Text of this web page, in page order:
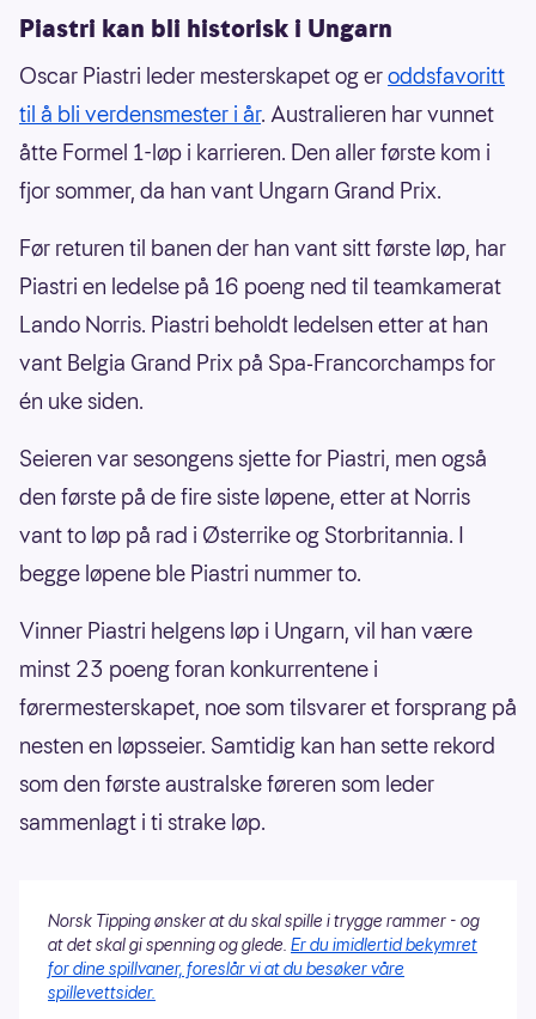
Piastri kan bli historisk i Ungarn
Oscar Piastri leder mesterskapet og eroddsfavoritt
til å bli verdensmester i år. Australieren har vunnet
åtte Formel 1-løp i karrieren. Den aller første kom i
fjor sommer, da han vant Ungarn Grand Prix.
Før returen til banen der han vant sitt første løp, har
Piastri en ledelse på 16 poeng ned til teamkamerat
Lando Norris. Piastri beholdt ledelsen etter at han
vant Belgia Grand Prix på Spa‑Francorchamps for
én uke siden.
Seieren var sesongens sjette for Piastri, men også
den første på de fire siste løpene, etter at Norris
vant to løp på rad i Østerrike og Storbritannia. I
begge løpene ble Piastri nummer to.
Vinner Piastri helgens løp i Ungarn, vil han være
minst 23 poeng foran konkurrentene i
førermesterskapet, noe som tilsvarer et forsprang på
nesten en løpsseier. Samtidig kan han sette rekord
som den første australske føreren som leder
sammenlagt i ti strake løp.
Norsk Tipping ønsker at du skal spille i trygge rammer - og
at det skal gi spenning og glede. Er du imidlertid bekymret
for dine spillvaner, foreslår vi at du besøker våre
spillevettsider.